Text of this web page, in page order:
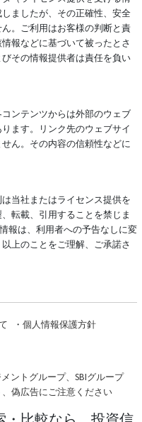
ましたが、その正確性、安全
。ご利用はお客様の判断と責
報などに基づいて被ったとさ
その情報提供者は責任を負い
ンテンツからは外部のウェブ
ます。リンク先のウェブサイ
ん。その内容の信頼性などに
当社またはライセンス提供を
転載、引用することを禁じま
報は、利用者への予告なしに変
上のことをご理解、ご承諾さ
・ 個人情報保護方針
ントグループ、SBIグループ
偽広告にご注意ください